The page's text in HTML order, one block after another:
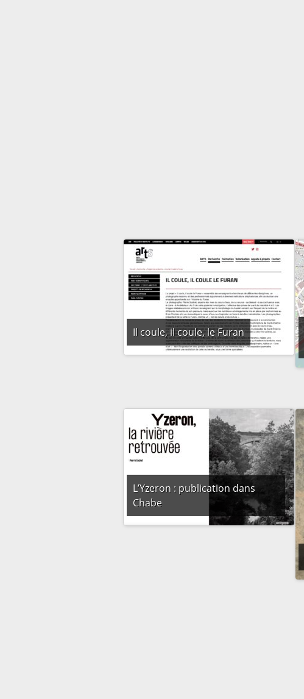
Il coule, il coule, le Furan
L’Yzeron : publication dans
Chabe